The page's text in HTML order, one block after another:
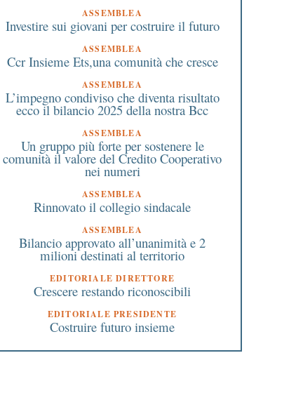
ASSEMBLEA
Investire sui giovani per costruire il futuro
ASSEMBLEA
Ccr Insieme Ets,una comunità che cresce
ASSEMBLEA
L’impegno condiviso che diventa risultato
ecco il bilancio 2025 della nostra Bcc
ASSEMBLEA
Un gruppo più forte per sostenere le
comunità il valore del Credito Cooperativo
nei numeri
ASSEMBLEA
Rinnovato il collegio sindacale
ASSEMBLEA
Bilancio approvato all’unanimità e 2
milioni destinati al territorio
EDITORIALE DIRETTORE
Crescere restando riconoscibili
EDITORIALE PRESIDENTE
Costruire futuro insieme